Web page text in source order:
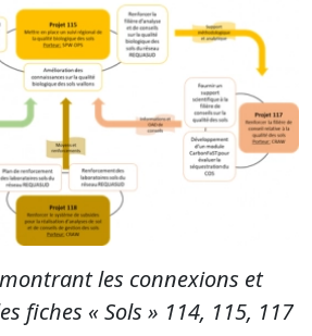
les connexions et
fiches « Sols » 114, 115, 117